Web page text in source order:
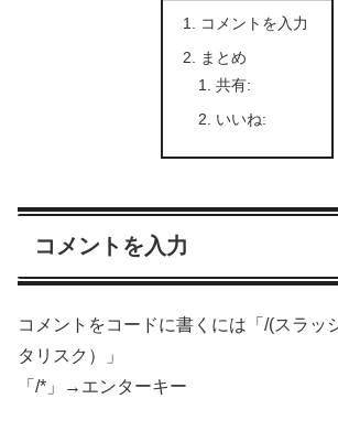
コメントを入力
まとめ
共有:
いいね:
コメントを入力
コメントをコードに書くには「/(スラッ
タリスク）」
「/*」→エンターキー